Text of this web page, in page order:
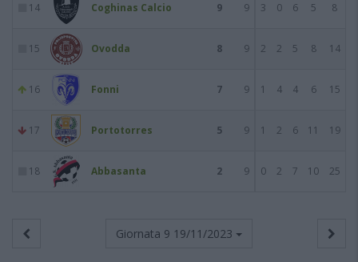
14 Coghinas Calcio 9 9 3 0 6 5 8
15 Ovodda 8 9 2 2 5 8 14
16 Fonni 7 9 1 4 4 6 15
17 Portotorres 5 9 1 2 6 11 19
18 Abbasanta 2 9 0 2 7 10 25
Giornata 9 19/11/2023